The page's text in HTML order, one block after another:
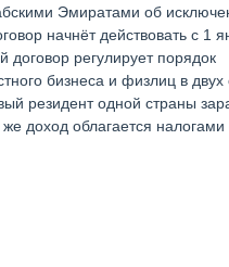
Эмиратами об
начнёт действовать с 1
регулирует порядок
бизнеса и физлиц в двух
резидент одной страны
доход облагается налогами